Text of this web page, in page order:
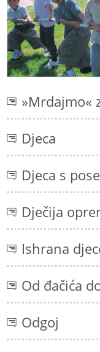
»Mrdajmo«
Djeca
Djeca s
Dječija
Ishrana
Od đačića
Odgoj